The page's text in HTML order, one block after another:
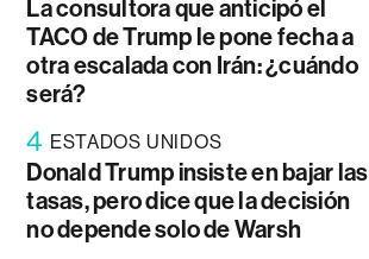
La consultora que anticipó el
TACO de Trump le pone fecha a
otra escalada con Irán: ¿cuándo
será?
4 ESTADOS UNIDOS
Donald Trump insiste en bajar las
tasas, pero dice que la decisión
no depende solo de Warsh